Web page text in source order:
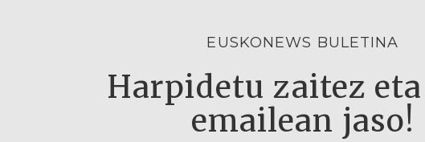
EUSKONEWS BULETINA
Harpidetu zaitez
emailean jaso!